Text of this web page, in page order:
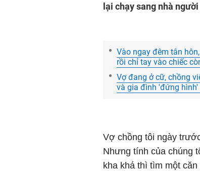
lại chạy sang nhà
Vào ngay đêm tân
rồi chỉ tay vào chiếc
Vợ đang ở cữ, chồng
và gia đình 'đứng hình'
Vợ chồng tôi ngày
Nhưng tính của chúng
kha khá thì tìm một